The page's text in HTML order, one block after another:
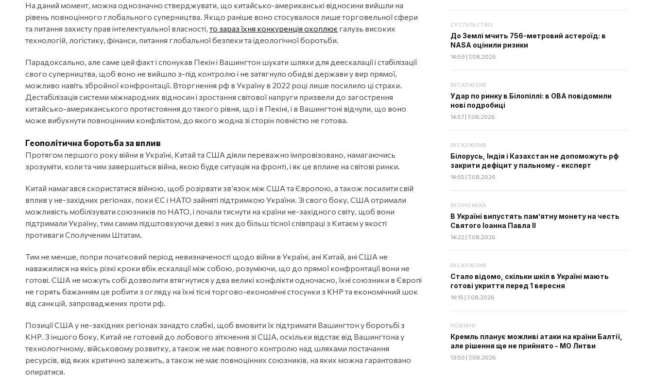
На даний момент, можна однозначно стверджувати, що китайсько-американські відносини вийшли на
рівень повноцінного глобального суперництва. Якщо раніше воно стосувалося лише торговельної сфери
та питання захисту прав інтелектуальної власності, то зараз їхня конкуренція охоплює галузь високих
технологій, логістику, фінанси, питання глобальної безпеки та ідеологічної боротьби.
Парадоксально, але саме цей факт і спонукав Пекін і Вашингтон шукати шляхи для деескалації і стабілізації
свого суперництва, щоб воно не вийшло з-під контролю і не затягнуло обидві держави у вир прямої,
можливо навіть збройної конфронтації. Вторгнення рф в Україну в 2022 році лише посилило ці страхи.
Дестабілізація системи міжнародних відносин і зростання світової напруги призвели до загострення
китайсько-американського протистояння до такого рівня, що і в Пекіні, і в Вашингтоні відчули, що воно
може вибухнути повноцінним конфліктом, до якого жодна зі сторін повністю не готова.
Геополітична боротьба за вплив
Протягом першого року війни в Україні, Китай та США діяли переважно імпровізовано, намагаючись
зрозуміти, коли та чим завершиться війна, якою буде ситуація на фронті, і як це вплине на світові ринки.
Китай намагався скористатися війною, щоб розірвати зв’язок між США та Європою, а також посилити свій
вплив у не-західних регіонах, поки ЄС і НАТО зайняті підтримкою України. Зі свого боку, США отримали
можливість мобілізувати союзників по НАТО, і почали тиснути на країни не-західного світу, щоб вони
підтримали Україну, тим самим підштовхуючи деякі з них до більш тісної співпраці з Китаєм у якості
противаги Сполученим Штатам.
Тим не менше, попри початковий період невизначеності щодо війни в Україні, ані Китай, ані США не
наважилися на якісь різкі кроки вбік ескалації між собою, розуміючи, що до прямої конфронтації вони не
готові. США не можуть собі дозволити втягнутися у два великі конфлікти одночасно, їхні союзники в Європі
не горять бажанням це робити з огляду на їхні тісні торгово-економічні стосунки з КНР та економічний шок
від санкцій, запроваджених проти рф.
Позиції США у не-західних регіонах занадто слабкі, щоб вмовити їх підтримати Вашингтон у боротьбі з
КНР. З іншого боку, Китай не готовий до лобового зіткнення зі США, оскільки відстає від Вашингтона у
технологічному, військовому розвитку, а також не має повного контролю над шляхами постачання
ресурсів, від яких критично залежить, а також не має повноцінних союзників, на яких можна гарантовано
опиратися.
СУСПІЛЬСТВО
До Землі мчить 756-метровий астероїд: в
NASA оцінили ризики
14:59 | 7.08.2026
ЕКСКЛЮЗИВ
Удар по ринку в Білопіллі: в ОВА повідомили
нові подробиці
14:57 | 7.08.2026
ЕКСКЛЮЗИВ
Білорусь, Індія і Казахстан не допоможуть рф
закрити дефіцит у пальному - експерт
14:55 | 7.08.2026
ЕКОНОМІКА
В Україні випустять пам’ятну монету на честь
Святого Іоанна Павла II
14:22 | 7.08.2026
ЕКСКЛЮЗИВ
Стало відомо, скільки шкіл в Україні мають
готові укриття перед 1 вересня
14:15 | 7.08.2026
НОВИНИ
Кремль планує можливі атаки на країни Балтії,
але рішення ще не прийнято - МО Литви
13:50 | 7.08.2026